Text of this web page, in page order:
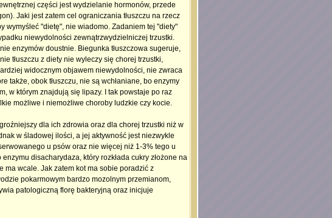
części jest wydzielanie hormonów, przede
Jaki jest zatem cel ograniczania tłuszczu na rzecz
wymyśleć "dietę", nie wiadomo. Zadaniem tej "diety"
niewydolności zewnątrzwydzielniczej trzustki.
enzymów doustnie. Biegunka tłuszczowa sugeruje,
tłuszczu z diety nie wyleczy się chorej trzustki,
widocznym objawem niewydolności, nie zwraca
także, obok tłuszczu, nie są wchłaniane, bo enzymy
w którym znajdują się lipazy. I tak powstaje po raz
możliwe i niemożliwe choroby ludzkie czy kocie.
dla ich zdrowia oraz dla chorej trzustki niż w
w śladowej ilości, a jej aktywność jest niezwykle
u psów oraz nie więcej niż 1-3% tego u
disacharydaza, który rozkłada cukry złożone na
ma wcale. Jak zatem kot ma sobie poradzić z
pokarmowym bardzo mozolnym przemianom,
patologiczną florę bakteryjną oraz inicjuje